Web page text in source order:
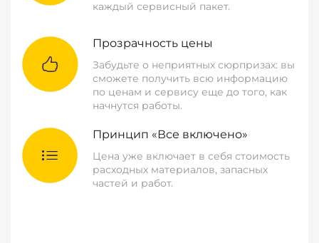
каждый сервисный пакет.
Прозрачность цены
Забудьте о неприятных сюрпризах: вы
сможете получить всю информацию
по ценам и сервису еще до того, как
начнутся работы.
Принцип «Все включено»
Цена уже включает в себя стоимость
расходных материалов, запасных
частей и работ.